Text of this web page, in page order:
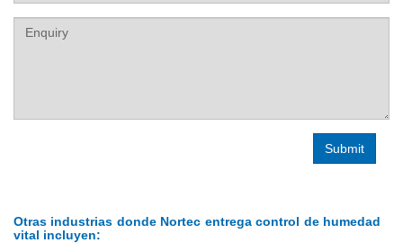
Label
Otras industrias donde Nortec entrega control de humedad
vital incluyen: